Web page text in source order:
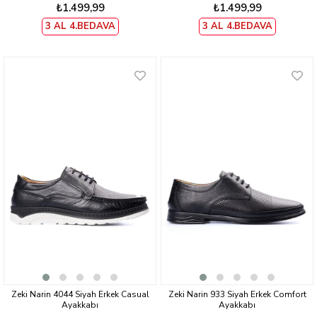
₺1.499,99
3 AL 4.BEDAVA
₺1.499,99
3 AL 4.BEDAVA
Zeki Narin 4044 Siyah Erkek Casual
Ayakkabı
Zeki Narin 933 Siyah Erkek Comfort
Ayakkabı